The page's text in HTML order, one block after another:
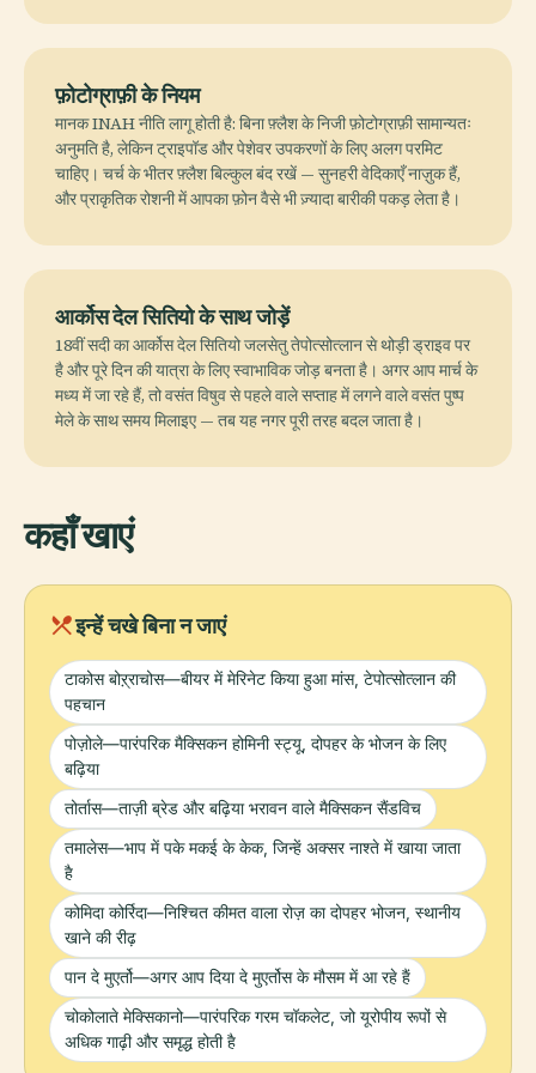
फ़ोटोग्राफ़ी के नियम
मानक INAH नीति लागू होती है: बिना फ़्लैश के निजी फ़ोटोग्राफ़ी सामान्यतः
अनुमति है, लेकिन ट्राइपॉड और पेशेवर उपकरणों के लिए अलग परमिट
चाहिए। चर्च के भीतर फ़्लैश बिल्कुल बंद रखें — सुनहरी वेदिकाएँ नाज़ुक हैं,
और प्राकृतिक रोशनी में आपका फ़ोन वैसे भी ज़्यादा बारीकी पकड़ लेता है।
आर्कोस देल सितियो के साथ जोड़ें
18वीं सदी का आर्कोस देल सितियो जलसेतु तेपोत्सोत्लान से थोड़ी ड्राइव पर
है और पूरे दिन की यात्रा के लिए स्वाभाविक जोड़ बनता है। अगर आप मार्च के
मध्य में जा रहे हैं, तो वसंत विषुव से पहले वाले सप्ताह में लगने वाले वसंत पुष्प
मेले के साथ समय मिलाइए — तब यह नगर पूरी तरह बदल जाता है।
कहाँ खाएं
local_diningइन्हें चखे बिना न जाएं
टाकोस बोऱ्राचोस—बीयर में मेरिनेट किया हुआ मांस, टेपोत्सोत्लान की
पहचान
पोज़ोले—पारंपरिक मैक्सिकन होमिनी स्ट्यू, दोपहर के भोजन के लिए
बढ़िया
तोर्तास—ताज़ी ब्रेड और बढ़िया भरावन वाले मैक्सिकन सैंडविच
तमालेस—भाप में पके मकई के केक, जिन्हें अक्सर नाश्ते में खाया जाता
है
कोमिदा कोर्रिदा—निश्चित कीमत वाला रोज़ का दोपहर भोजन, स्थानीय
खाने की रीढ़
पान दे मुएर्तो—अगर आप दिया दे मुएर्तोस के मौसम में आ रहे हैं
चोकोलाते मेक्सिकानो—पारंपरिक गरम चॉकलेट, जो यूरोपीय रूपों से
अधिक गाढ़ी और समृद्ध होती है